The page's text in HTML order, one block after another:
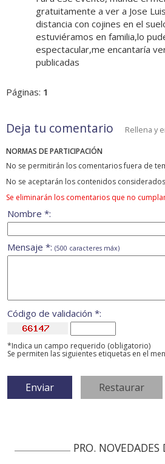
gratuitamente a ver a Jose
distancia con cojines en el
estuviéramos en familia,lo
espectacular,me encantaría
publicadas
Páginas: 1
Deja tu comentario Rellena y
NORMAS DE PARTICIPACIÓN
No se permitirán los comentarios fuera de
No se aceptarán los contenidos
Se eliminarán los comentarios que no
Nombre *:
Mensaje *: (500 caracteres máx)
Código de validación *:
*Indica un campo requerido (obligatorio)
Se permiten las siguientes etiquetas en el
PRO. NOVEDADES